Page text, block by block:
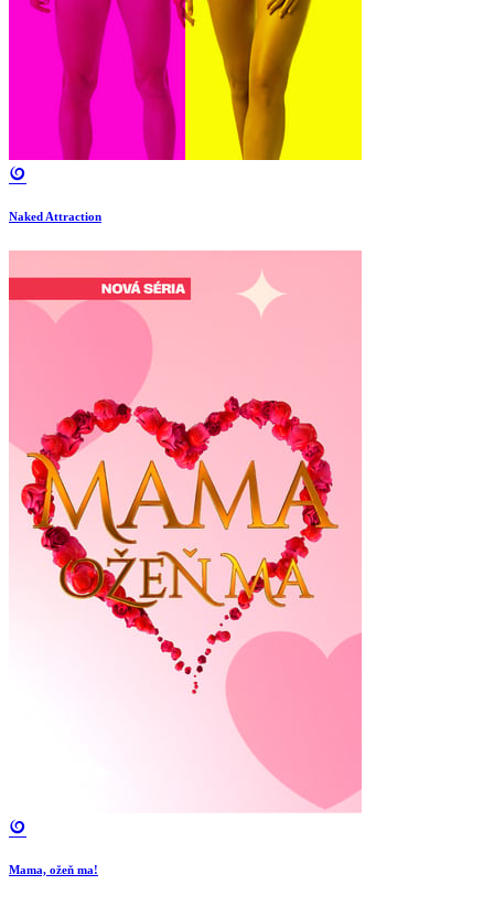
Naked Attraction
Mama, ožeň ma!